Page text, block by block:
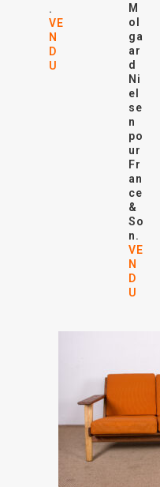
.
VE
N
D
U
M
ol
ga
ar
d
Ni
el
se
n
po
ur
Fr
an
ce
&
So
n.
VE
N
D
U